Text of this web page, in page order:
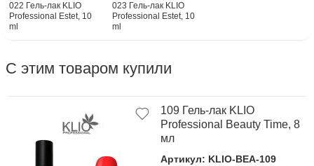
022 Гель-лак KLIO
Professional Estet, 10
ml
023 Гель-лак KLIO
Professional Estet, 10
ml
С этим товаром купили
109 Гель-лак KLIO
Professional Beauty Time, 8
мл
Артикул: KLIO-BEA-109